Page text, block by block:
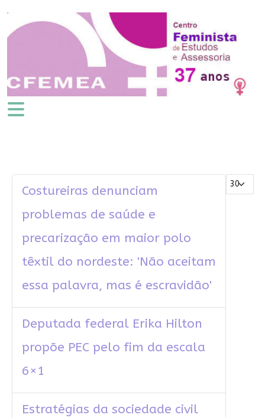
Mostrar #
Costureiras denunciam
problemas de saúde e
precarização em maior polo
têxtil do nordeste: 'Não aceitam
essa palavra, mas é escravidão'
Deputada federal Erika Hilton
propõe PEC pelo fim da escala
6×1
Estratégias da sociedade civil